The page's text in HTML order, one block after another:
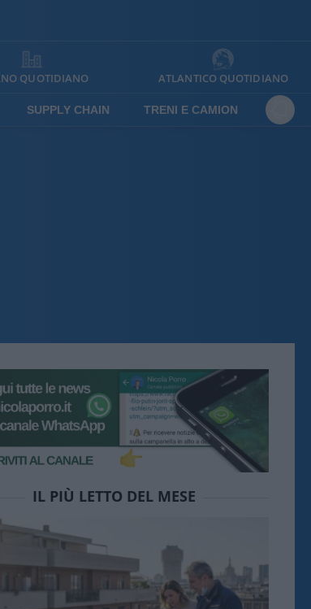
QUOTIDIANO ATLANTICO QUOTIDIANO
SUPPLY CHAIN TRENI E CAMION
IL PIÙ LETTO DEL MESE